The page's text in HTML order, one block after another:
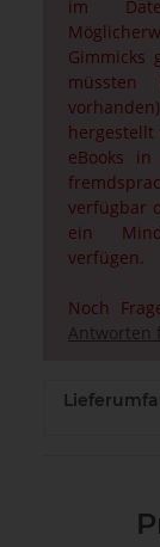
im
Gimmicks
hergestellt
eBooks
verfügbar
ein
verfügen.
Noch
Antworten